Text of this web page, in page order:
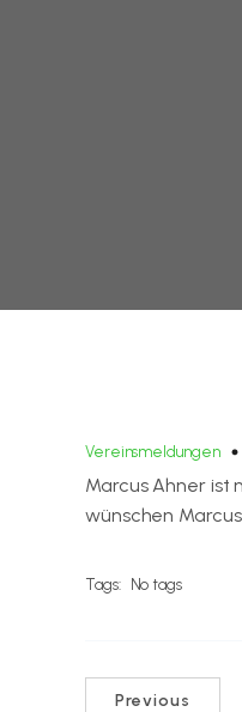
Vereinsmeldungen
Marcus Ahner ist
wünschen
Tags: No tags
Previous